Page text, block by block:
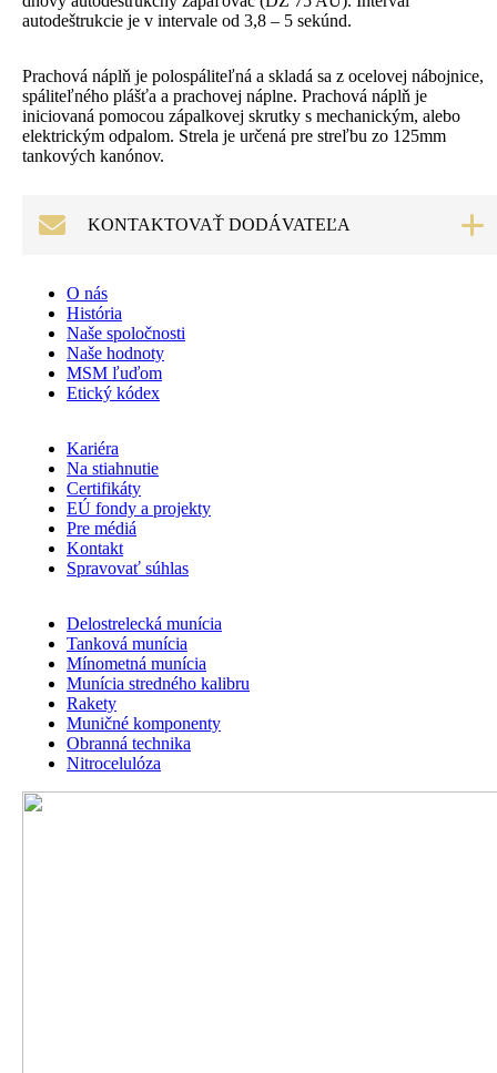
autodeštrukcie je v intervale od 3,8 – 5 sekúnd.
Prachová náplň je polospáliteľná a skladá sa z ocelovej nábojnice,
spáliteľného plášťa a prachovej náplne. Prachová náplň je
iniciovaná pomocou zápalkovej skrutky s mechanickým, alebo
elektrickým odpalom. Strela je určená pre streľbu zo 125mm
tankových kanónov.
KONTAKTOVAŤ DODÁVATEĽA
Dopytový formulár
Meno*
E-mail*
Číslo povolenia na obchodovanie s vojenským materiálom
Správa*
Súhlasím so spracovaním
poskytovania informácií.
Odoslať dopyt
O nás
História
Naše spoločnosti
Naše hodnoty
MSM ľuďom
Etický kódex
Kariéra
Na stiahnutie
Certifikáty
EÚ fondy a projekty
Pre médiá
Kontakt
Spravovať súhlas
Delostrelecká munícia
Tanková munícia
Mínometná munícia
Munícia stredného kalibru
Rakety
Muničné komponenty
Obranná technika
Nitrocelulóza